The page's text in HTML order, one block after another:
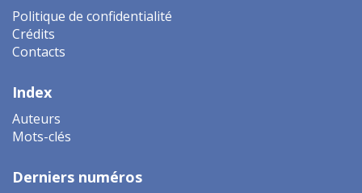
Politique de confidentialité
Crédits
Contacts
Index
Auteurs
Mots-clés
Derniers numéros